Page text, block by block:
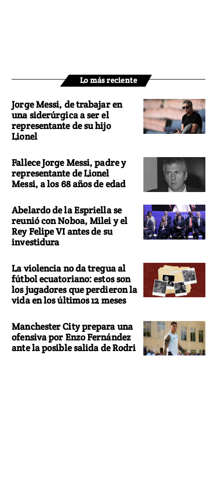
Lo más reciente
Jorge Messi, de trabajar en
una siderúrgica a ser el
representante de su hijo
Lionel
Fallece Jorge Messi, padre y
representante de Lionel
Messi, a los 68 años de edad
Abelardo de la Espriella se
reunió con Noboa, Milei y el
Rey Felipe VI antes de su
investidura
La violencia no da tregua al
fútbol ecuatoriano: estos son
los jugadores que perdieron la
vida en los últimos 12 meses
Manchester City prepara una
ofensiva por Enzo Fernández
ante la posible salida de Rodri